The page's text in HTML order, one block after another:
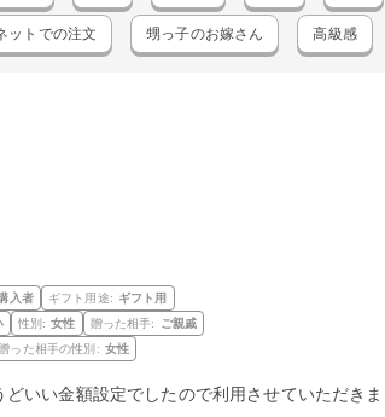
ットでの注文 甥っ子のお嫁さん 高級感
入者 ギフト用途: ギフト用
性別: 女性 贈った相手:
ご親戚
った相手の性別: 女性
いい金額設定でしたので利用させていただき